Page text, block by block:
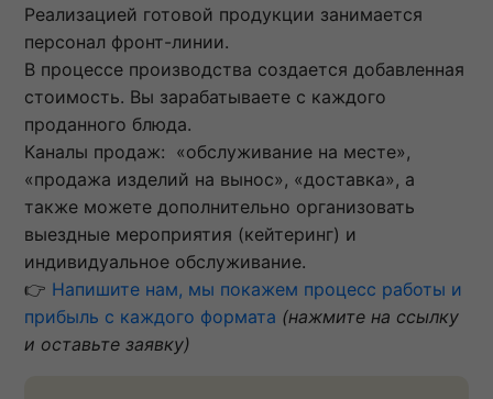
Реализацией готовой продукции занимается
персонал фронт-линии.
В процессе производства создается добавленная
стоимость. Вы зарабатываете с каждого
проданного блюда.
Каналы продаж: «обслуживание на месте»,
«продажа изделий на вынос», «доставка», а
также можете дополнительно организовать
выездные мероприятия (кейтеринг) и
индивидуальное обслуживание.
👉 Напишите нам, мы покажем процесс работы и
прибыль с каждого формата (нажмите на ссылку
и оставьте заявку)